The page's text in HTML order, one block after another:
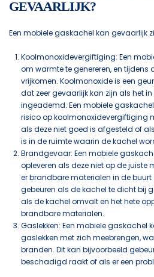
GEVAARLIJK?
Een mobiele gaskachel kan gevaarlijk
Koolmonoxidevergiftiging: Een
om warmte te genereren, en
vrijkomen. Koolmonoxide is een
dat zeer gevaarlijk kan zijn als het
ingeademd. Een mobiele
risico op koolmonoxidevergiftiging
als deze niet goed is afgesteld of
is in de ruimte waarin de kachel
Brandgevaar: Een mobiele
opleveren als deze niet op de juiste
er brandbare materialen in de buurt
gebeuren als de kachel te dicht bij
als de kachel omvalt en het hete
brandbare materialen.
Gaslekken: Een mobiele gaskachel
gaslekken met zich meebrengen,
branden. Dit kan bijvoorbeeld
beschadigd raakt of als er een